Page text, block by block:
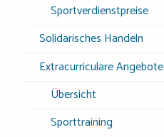
Sportverdienstpreise
Solidarisches Handeln
Extracurriculare Angebote
Übersicht
Sporttraining